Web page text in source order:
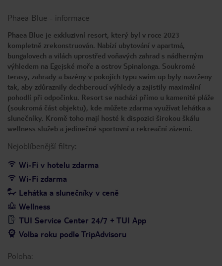
Phaea Blue - informace
Phaea Blue je exkluzivní resort, který byl v roce 2023
kompletně zrekonstruován. Nabízí ubytování v apartmá,
bungalovech a vilách uprostřed voňavých zahrad s nádherným
výhledem na Egejské moře a ostrov Spinalonga. Soukromé
terasy, zahrady a bazény v pokojích typu swim up byly navrženy
tak, aby zdůraznily dechberoucí výhledy a zajistily maximální
pohodlí při odpočinku. Resort se nachází přímo u kamenité pláže
(soukromá část objektu), kde můžete zdarma využívat lehátka a
slunečníky. Kromě toho mají hosté k dispozici širokou škálu
wellness služeb a jedinečné sportovní a rekreační zázemí.
Nejoblíbenější filtry:
Wi-Fi v hotelu zdarma
Wi-Fi zdarma
Lehátka a slunečníky v ceně
Wellness
TUI Service Center 24/7 + TUI App
Volba roku podle TripAdvisoru
Poloha: